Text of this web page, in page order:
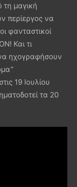
τη μαγική
περίεργος να
φανταστικοί
Και τι
ηχογραφήσουν
19 Ιουλίου
τα 20